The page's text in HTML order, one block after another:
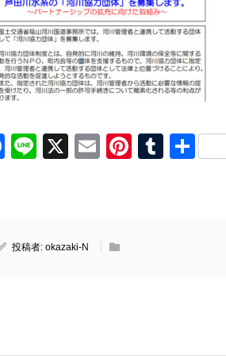
Facebook
Line
X Email
共
投稿者: okazaki-N